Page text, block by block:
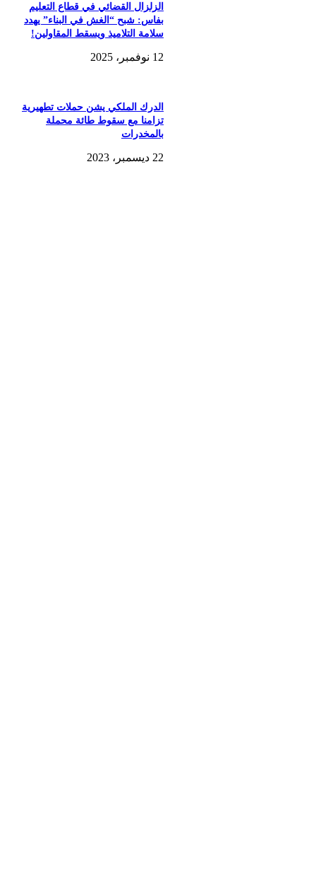
الزلزال القضائي في قطاع التعليم
بفاس: شبح “الغش في البناء” يهدد
سلامة التلاميذ ويسقط المقاولين!
12 نوفمبر، 2025
الدرك الملكي يشن حملات تطهيرية
تزامنا مع سقوط طائة محملة
بالمخدرات
22 ديسمبر، 2023